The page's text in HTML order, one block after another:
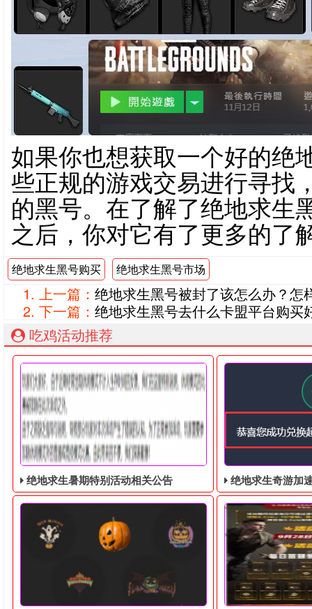
如果你也想获取一个好的绝
些正规的游戏交易进行寻找
的黑号。在了解了绝地求生
之后，你对它有了更多的了
绝地求生黑号购买 绝地求生黑号市场
上一篇： 绝地求生黑号被封了该怎么办？怎
下一篇： 绝地求生黑号去什么卡盟平台购买
吃鸡活动推荐
绝地求生暑期特别活动相关公告 绝地求生奇游加速器免